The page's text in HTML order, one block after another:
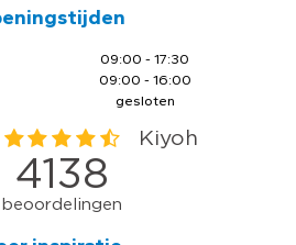
09:00 - 17:30
09:00 - 16:00
gesloten